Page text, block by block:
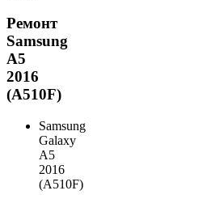
Ремонт
Samsung
A5
2016
(A510F)
Samsung
Galaxy
A5
2016
(A510F)